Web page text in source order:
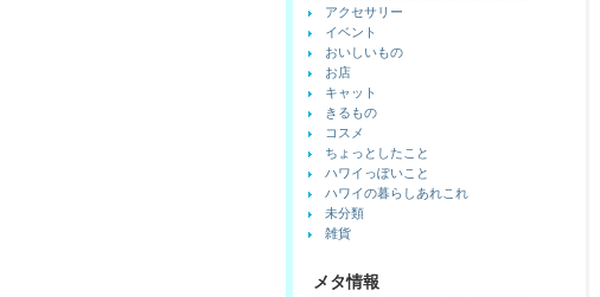
アクセサリー
イベント
おいしいもの
お店
キャット
きるもの
コスメ
ちょっとしたこと
ハワイっぽいこと
ハワイの暮らしあれこれ
未分類
雑貨
メタ情報